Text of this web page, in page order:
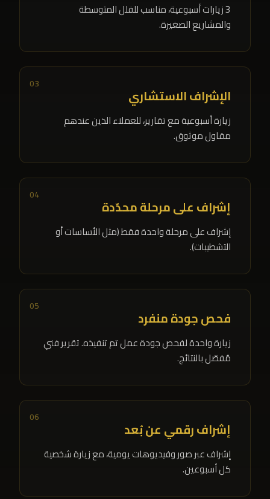
3 زيارات أسبوعية، مناسب للفلل المتوسطة
والمشاريع الصغيرة.
03
الإشراف الاستشاري
زيارة أسبوعية مع تقارير، للعملاء الذين عندهم
مقاول موثوق.
04
إشراف على مرحلة محدّدة
إشراف على مرحلة واحدة فقط (مثل الأساسات أو
التشطيبات).
05
فحص جودة منفرد
زيارة واحدة لفحص جودة عمل تم تنفيذه. تقرير فني
مُفصّل بالنتائج.
06
إشراف رقمي عن بُعد
إشراف عبر صور وفيديوهات يومية، مع زيارة شخصية
كل أسبوعين.